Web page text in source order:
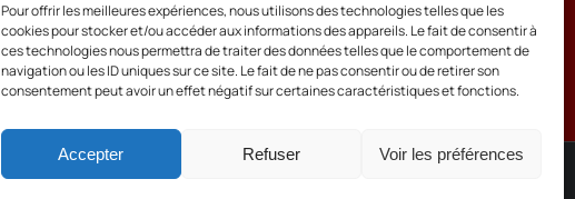
Pour offrir les meilleures expériences, nous utilisons des technologies telles que les
cookies pour stocker et/ou accéder aux informations des appareils. Le fait de consentir à
ces technologies nous permettra de traiter des données telles que le comportement de
navigation ou les ID uniques sur ce site. Le fait de ne pas consentir ou de retirer son
consentement peut avoir un effet négatif sur certaines caractéristiques et fonctions.
Accepter Refuser Voir les préférences